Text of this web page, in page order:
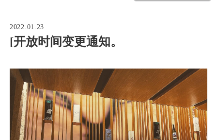
2022.01.23
[开放时间变更通知。